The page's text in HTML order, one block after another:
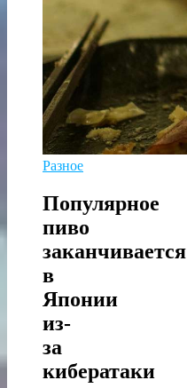
Разное
Популярное
пиво
заканчивается
в
Японии
из-
за
кибератаки